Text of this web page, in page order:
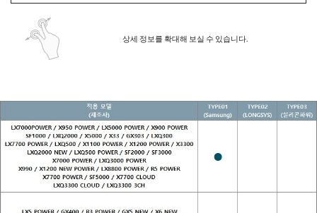
상세 정보를 확대해 보실 수 있습니다.